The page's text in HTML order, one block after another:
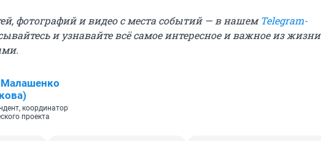
фотографий и видео с места событий — в нашем Telegram-
и узнавайте всё самое интересное и важное из жизни
координатор
проекта